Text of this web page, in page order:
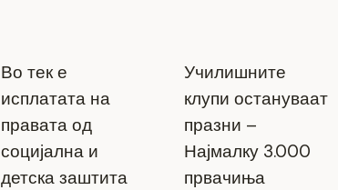
Во тек е
исплатата на
правата од
социјална и
детска заштита
Училишните
клупи остануваат
празни –
Најмалку 3.000
првачиња